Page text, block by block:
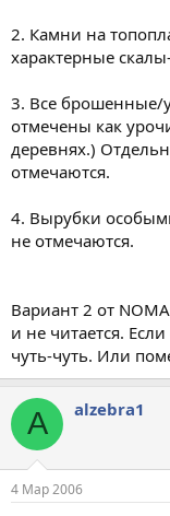
2. Камни на
характерные
3. Все брошенные/
отмечены как
деревнях.)
отмечаются.
4. Вырубки
не отмечаются.
Вариант 2 от
и не читается.
чуть-чуть. Или
A alzebra1
4 Мар 2006